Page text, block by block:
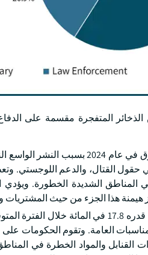
المتفجرة مقسمة على
وقد قاد جيش الدفاع السوق بنسبة 59 في المائة
حقول القتال، والدعم اللوجستي.
المناطق الشديدة الخطورة.
هيمنة هذا الجزء من حيث المشتريات
ومن المتوقع أن يسجّل الجزء المتعلق بأمن الوطن رقما
العامة. وتقوم الحكومات على
القنابل والمواد الخطرة في